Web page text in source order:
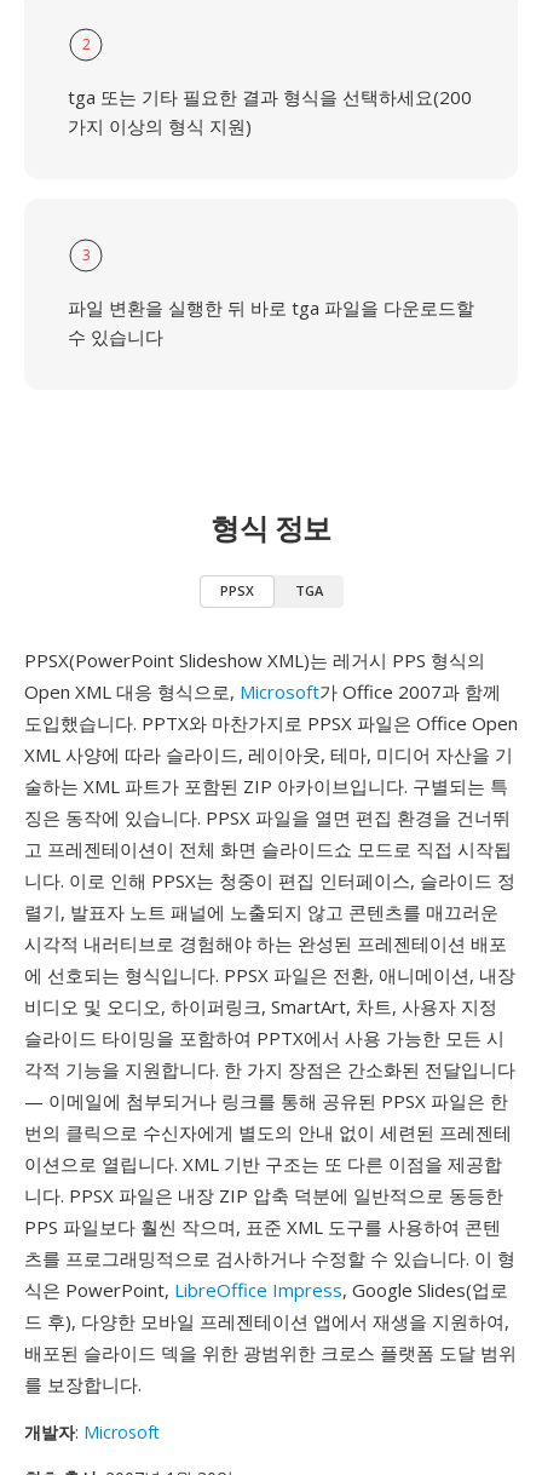
2
tga 또는 기타 필요한 결과 형식을 선택하세요(200
가지 이상의 형식 지원)
3
파일 변환을 실행한 뒤 바로 tga 파일을 다운로드할
수 있습니다
형식 정보
PPSX TGA
PPSX(PowerPoint Slideshow XML)는 레거시 PPS 형식의
Open XML 대응 형식으로, Microsoft가 Office 2007과 함께
도입했습니다. PPTX와 마찬가지로 PPSX 파일은 Office Open
XML 사양에 따라 슬라이드, 레이아웃, 테마, 미디어 자산을 기
술하는 XML 파트가 포함된 ZIP 아카이브입니다. 구별되는 특
징은 동작에 있습니다. PPSX 파일을 열면 편집 환경을 건너뛰
고 프레젠테이션이 전체 화면 슬라이드쇼 모드로 직접 시작됩
니다. 이로 인해 PPSX는 청중이 편집 인터페이스, 슬라이드 정
렬기, 발표자 노트 패널에 노출되지 않고 콘텐츠를 매끄러운
시각적 내러티브로 경험해야 하는 완성된 프레젠테이션 배포
에 선호되는 형식입니다. PPSX 파일은 전환, 애니메이션, 내장
비디오 및 오디오, 하이퍼링크, SmartArt, 차트, 사용자 지정
슬라이드 타이밍을 포함하여 PPTX에서 사용 가능한 모든 시
각적 기능을 지원합니다. 한 가지 장점은 간소화된 전달입니다
— 이메일에 첨부되거나 링크를 통해 공유된 PPSX 파일은 한
번의 클릭으로 수신자에게 별도의 안내 없이 세련된 프레젠테
이션으로 열립니다. XML 기반 구조는 또 다른 이점을 제공합
니다. PPSX 파일은 내장 ZIP 압축 덕분에 일반적으로 동등한
PPS 파일보다 훨씬 작으며, 표준 XML 도구를 사용하여 콘텐
츠를 프로그래밍적으로 검사하거나 수정할 수 있습니다. 이 형
식은 PowerPoint, LibreOffice Impress, Google Slides(업로
드 후), 다양한 모바일 프레젠테이션 앱에서 재생을 지원하여,
배포된 슬라이드 덱을 위한 광범위한 크로스 플랫폼 도달 범위
를 보장합니다.
개발자: Microsoft